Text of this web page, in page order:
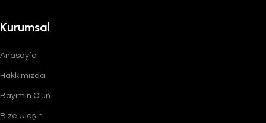
Kurumsal
Anasayfa
Hakkımızda
Bayimin Olun
Bize Ulaşın